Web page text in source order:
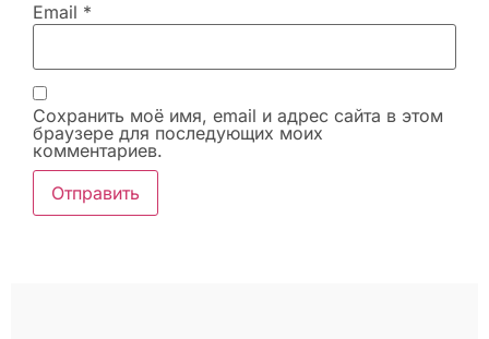
Email *
Сохранить моё имя, email и адрес сайта в этом
браузере для последующих моих
комментариев.